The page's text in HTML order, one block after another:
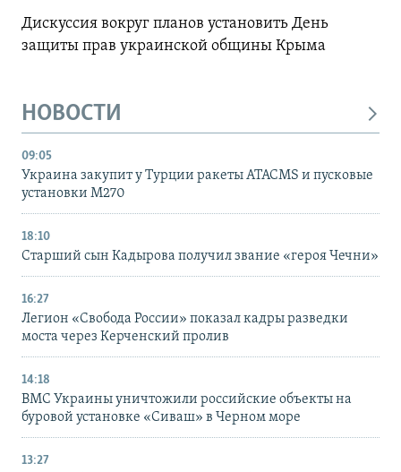
Дискуссия вокруг планов установить День
защиты прав украинской общины Крыма
НОВОСТИ
09:05
Украина закупит у Турции ракеты ATACMS и пусковые
установки M270
18:10
Старший сын Кадырова получил звание «героя Чечни»
16:27
Легион «Свобода России» показал кадры разведки
моста через Керченский пролив
14:18
ВМС Украины уничтожили российские объекты на
буровой установке «Сиваш» в Черном море
13:27